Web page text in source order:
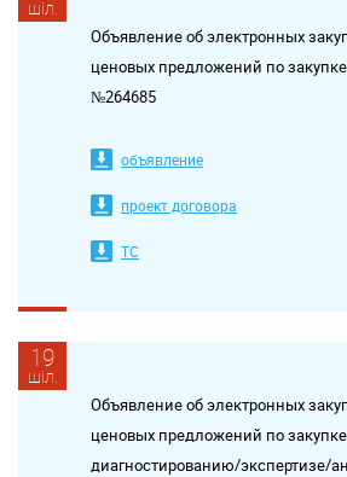
шіл.
Объявление об электронных
ценовых предложений по
№264685
объявление
проект договора
ТС
19
шіл.
Объявление об электронных
ценовых предложений по закупке
диагностированию/экспертизе/